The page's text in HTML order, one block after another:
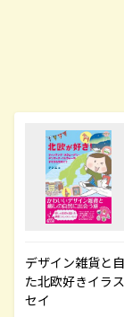
デザイン雑貨と
た北欧好きイラ
セイ